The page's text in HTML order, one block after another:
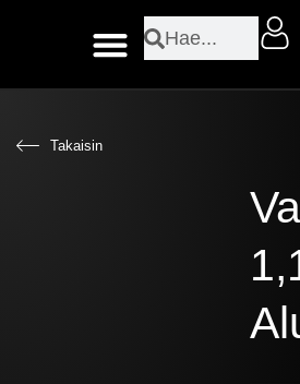
SearchSearch
Takaisin